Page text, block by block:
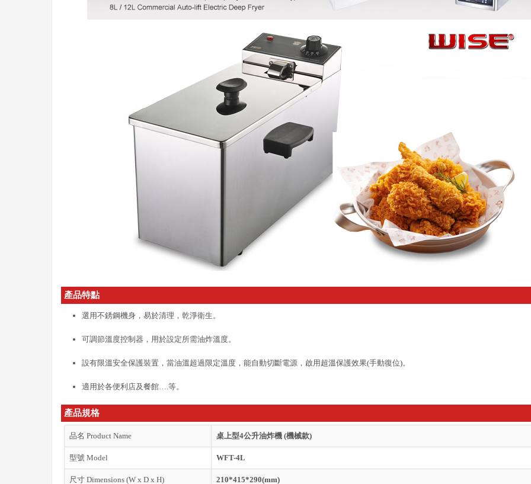
產品特點
選用不銹鋼機身，易於清理，乾淨衛生。
可調節溫度控制器，用於設定所需油炸溫度。
設有限溫安全保護裝置，當油溫超過限定溫度，能自動切斷電源，啟用超溫保護效果(手動復位)。
適用於各便利店及餐館….等。
產品規格
品名 Product Name 桌上型4公升油炸機 (機械款)
型號 Model WFT-4L
尺寸 Dimensions (W x D x H) 210*415*290(mm)